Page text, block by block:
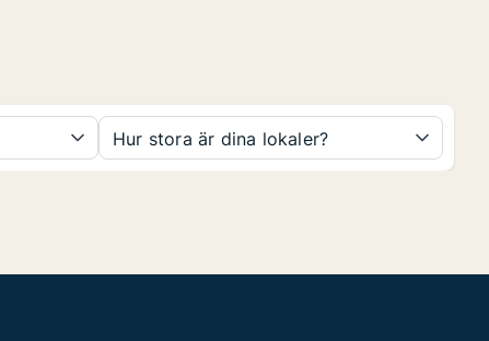
Hur stora är dina lokaler?